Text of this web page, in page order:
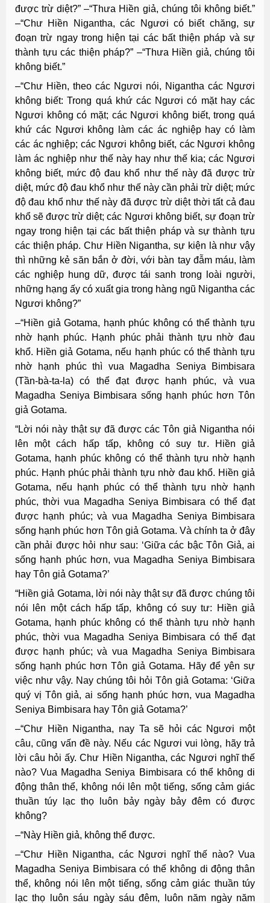
được trừ diệt?” –“Thưa Hiền giả, chúng tôi không biết.”
–“Chư Hiền Nigantha, các Ngươi có biết chăng, sự
đoạn trừ ngay trong hiện tại các bất thiện pháp và sự
thành tựu các thiện pháp?” –“Thưa Hiền giả, chúng tôi
không biết.”
–“Chư Hiền, theo các Ngươi nói, Nigantha các Ngươi
không biết: Trong quá khứ các Ngươi có mặt hay các
Ngươi không có mặt; các Ngươi không biết, trong quá
khứ các Ngươi không làm các ác nghiệp hay có làm
các ác nghiệp; các Ngươi không biết, các Ngươi không
làm ác nghiệp như thế này hay như thế kia; các Ngươi
không biết, mức độ đau khổ như thế này đã được trừ
diệt, mức độ đau khổ như thế này cần phải trừ diệt; mức
độ đau khổ như thế này đã được trừ diệt thời tất cả đau
khổ sẽ được trừ diệt; các Ngươi không biết, sự đoạn trừ
ngay trong hiện tại các bất thiện pháp và sự thành tựu
các thiện pháp. Chư Hiền Nigantha, sự kiện là như vậy
thì những kẻ săn bắn ở đời, với bàn tay đẫm máu, làm
các nghiệp hung dữ, được tái sanh trong loài người,
những hạng ấy có xuất gia trong hàng ngũ Nigantha các
Ngươi không?”
–“Hiền giả Gotama, hạnh phúc không có thể thành tựu
nhờ hạnh phúc. Hạnh phúc phải thành tựu nhờ đau
khổ. Hiền giả Gotama, nếu hạnh phúc có thể thành tựu
nhờ hạnh phúc thì vua Magadha Seniya Bimbisara
(Tần-bà-ta-la) có thể đạt được hạnh phúc, và vua
Magadha Seniya Bimbisara sống hạnh phúc hơn Tôn
giả Gotama.
“Lời nói này thật sự đã được các Tôn giả Nigantha nói
lên một cách hấp tấp, không có suy tư. Hiền giả
Gotama, hạnh phúc không có thể thành tựu nhờ hạnh
phúc. Hạnh phúc phải thành tựu nhờ đau khổ. Hiền giả
Gotama, nếu hạnh phúc có thể thành tựu nhờ hạnh
phúc, thời vua Magadha Seniya Bimbisara có thể đạt
được hạnh phúc; và vua Magadha Seniya Bimbisara
sống hạnh phúc hơn Tôn giả Gotama. Và chính ta ở đây
cần phải được hỏi như sau: ‘Giữa các bậc Tôn Giả, ai
sống hạnh phúc hơn, vua Magadha Seniya Bimbisara
hay Tôn giả Gotama?’
“Hiền giả Gotama, lời nói này thật sự đã được chúng tôi
nói lên một cách hấp tấp, không có suy tư: Hiền giả
Gotama, hạnh phúc không có thể thành tựu nhờ hạnh
phúc, thời vua Magadha Seniya Bimbisara có thể đạt
được hạnh phúc; và vua Magadha Seniya Bimbisara
sống hạnh phúc hơn Tôn giả Gotama. Hãy để yên sự
việc như vậy. Nay chúng tôi hỏi Tôn giả Gotama: ‘Giữa
quý vị Tôn giả, ai sống hạnh phúc hơn, vua Magadha
Seniya Bimbisara hay Tôn giả Gotama?’
–“Chư Hiền Nigantha, nay Ta sẽ hỏi các Ngươi một
câu, cũng vấn đề này. Nếu các Ngươi vui lòng, hãy trả
lời câu hỏi ấy. Chư Hiền Nigantha, các Ngươi nghĩ thế
nào? Vua Magadha Seniya Bimbisara có thể không di
động thân thể, không nói lên một tiếng, sống cảm giác
thuần túy lạc thọ luôn bảy ngày bảy đêm có được
không?
–“Này Hiền giả, không thể được.
–“Chư Hiền Nigantha, các Ngươi nghĩ thế nào? Vua
Magadha Seniya Bimbisara có thể không di động thân
thể, không nói lên một tiếng, sống cảm giác thuần túy
lạc thọ luôn sáu ngày sáu đêm, luôn năm ngày năm